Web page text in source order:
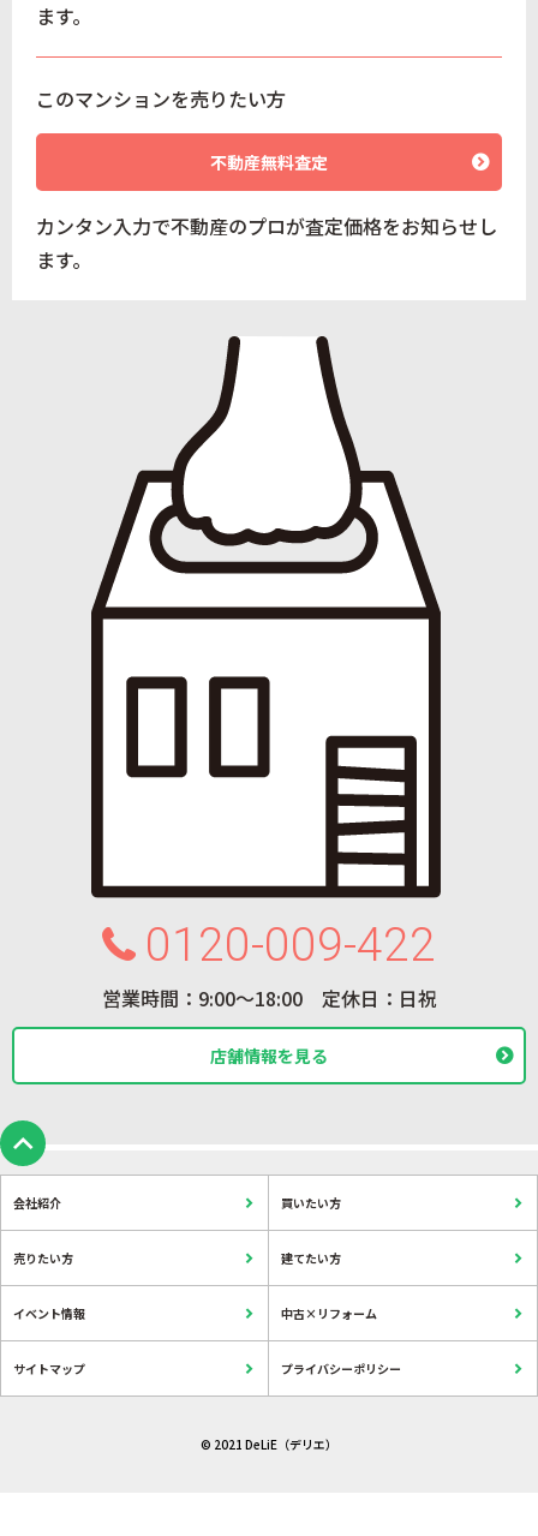
ます。
このマンションを売りたい方
不動産無料査定
カンタン入力で不動産のプロが査定価格をお知らせし
ます。
0120-009-422
営業時間：9:00〜18:00 定休日：日祝
店舗情報を見る
会社紹介 買いたい方
売りたい方 建てたい方
イベント情報 中古×リフォーム
サイトマップ プライバシーポリシー
© 2021 DeLiE（デリエ）